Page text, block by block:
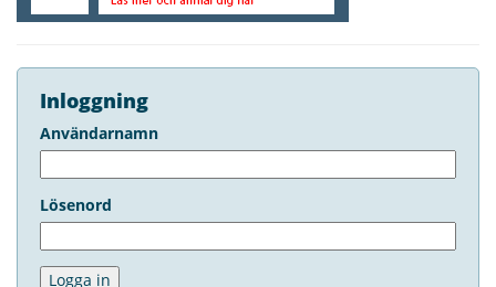
Inloggning
Användarnamn
Lösenord